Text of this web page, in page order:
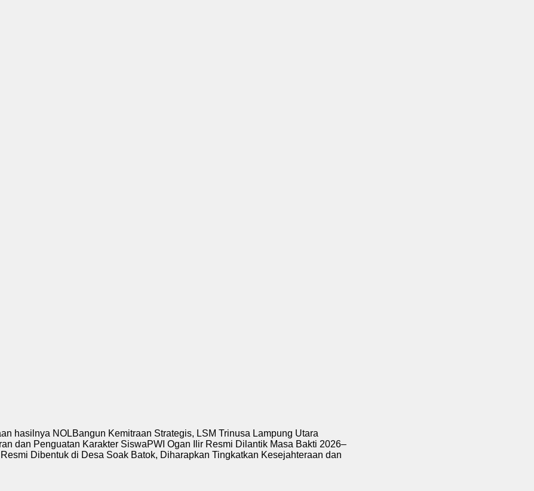
NOLBangun Kemitraan Strategis, LSM Trinusa Lampung Utara
Penguatan Karakter SiswaPWI Ogan Ilir Resmi Dilantik Masa Bakti 2026–
Dibentuk di Desa Soak Batok, Diharapkan Tingkatkan Kesejahteraan dan